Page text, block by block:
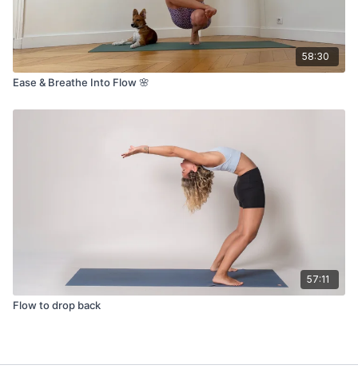
58:30
Ease & Breathe Into Flow 🌸
57:11
Flow to drop back